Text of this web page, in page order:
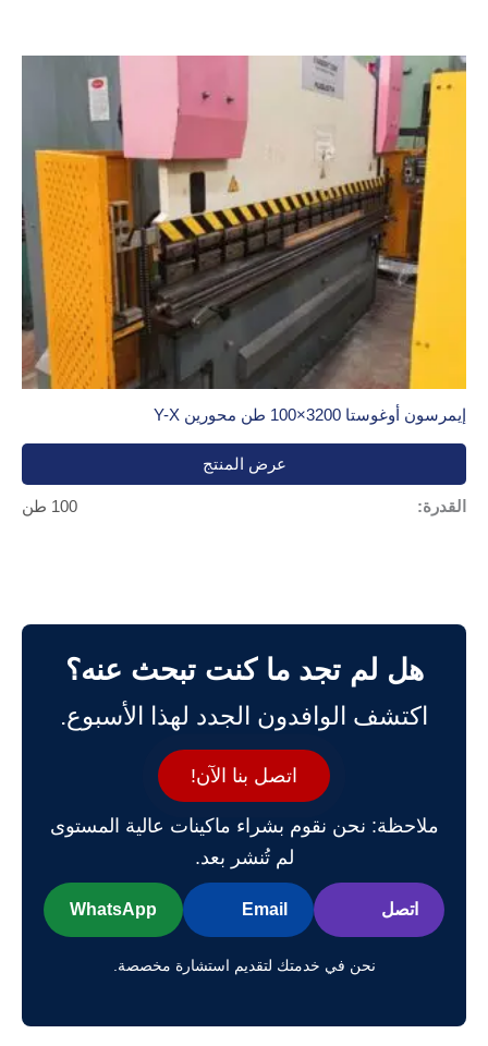
إيمرسون أوغوستا 3200×100 طن محورين Y-X
عرض المنتج
القدرة: 100 طن
هل لم تجد ما كنت تبحث عنه؟
اكتشف الوافدون الجدد لهذا الأسبوع.
اتصل بنا الآن!
ملاحظة: نحن نقوم بشراء ماكينات عالية المستوى
لم تُنشر بعد.
اتصل Email
WhatsApp
نحن في خدمتك لتقديم استشارة مخصصة.